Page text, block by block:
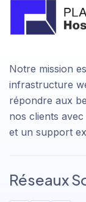
Notre mission
infrastructure
répondre aux
nos clients
et un support
Réseaux